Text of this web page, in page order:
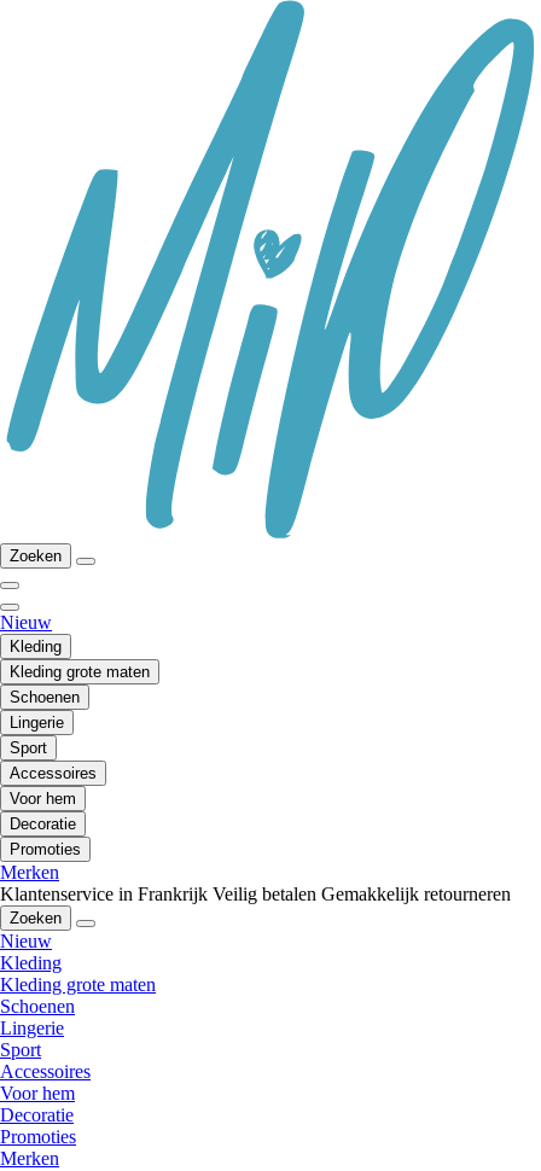
Zoeken
Nieuw
Kleding
Kleding grote maten
Schoenen
Lingerie
Sport
Accessoires
Voor hem
Decoratie
Promoties
Merken
Klantenservice in Frankrijk Veilig betalen Gemakkelijk retourneren
Zoeken
Nieuw
Kleding
Kleding grote maten
Schoenen
Lingerie
Sport
Accessoires
Voor hem
Decoratie
Promoties
Merken